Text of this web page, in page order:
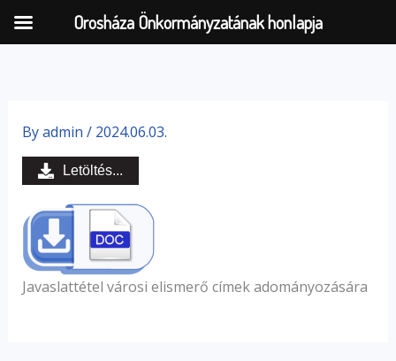
content
Byadmin / 2024.06.03.
Javaslattétel városi elismerő címek adományozására
Letöltés...
Orosháza Önkormányzatának honlapja